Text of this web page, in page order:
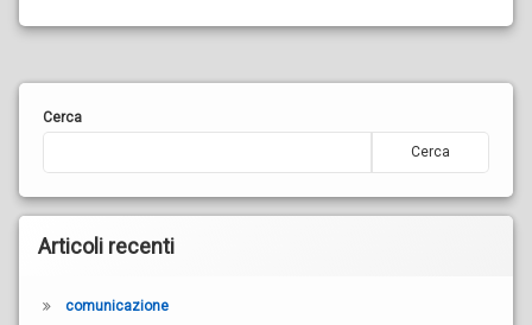
Cerca
Cerca
Articoli recenti
comunicazione